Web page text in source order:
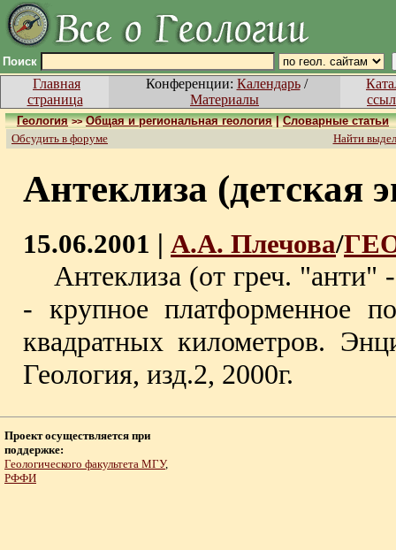
Поиск
Главная
страница
Конференции: Календарь/
Материалы
Геология >> Общая и региональная геология|Словарные статьи
Обсудить в форуме
Найти
Антеклиза (детская
15.06.2001 | А.А. Плечова/
Антеклиза (от греч. "анти"
- крупное платформенное
квадратных километров.
Геология, изд.2, 2000г.
Проект осуществляется при
поддержке:
Геологического факультета МГУ,
РФФИ